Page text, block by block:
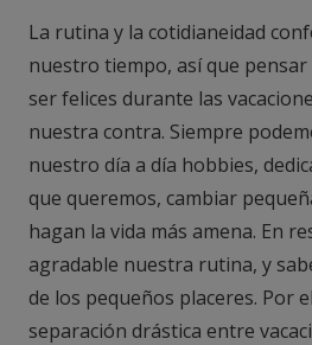
La rutina y la cotidianeidad
nuestro tiempo, así que
ser felices durante las
nuestra contra. Siempre
nuestro día a día hobbies,
que queremos, cambiar
hagan la vida más amena. En
agradable nuestra rutina, y
de los pequeños placeres. Por
separación drástica entre